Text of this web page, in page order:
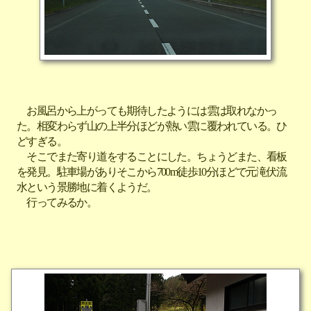
お風呂から上がっても期待したようには雲は取れなかっ
た。相変わらず山の上半分ほどが熱い雲に覆われている。ひ
どすぎる。
そこでまた寄り道をすることにした。ちょうどまた、看板
を発見。駐車場がありそこから700m徒歩10分ほどで元滝伏流
水という景勝地に着くようだ。
行ってみるか。